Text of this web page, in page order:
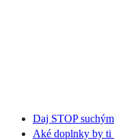
Daj STOP
Aké doplnky by ti